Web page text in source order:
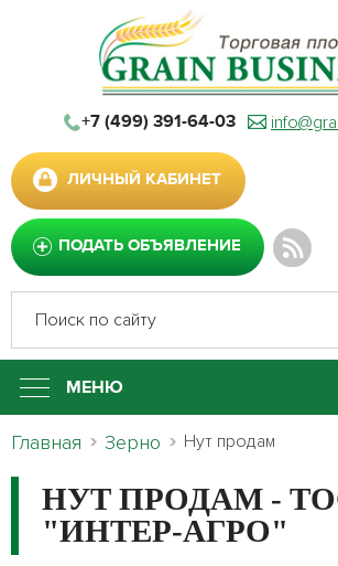
+7 (499) 391-64-03
ЛИЧНЫЙ КАБИНЕТ
ПОДАТЬ ОБЪЯВЛЕНИЕ
МЕНЮ
Главная Зерно Нут продам
НУТ ПРОДАМ -
"ИНТЕР-АГРО"